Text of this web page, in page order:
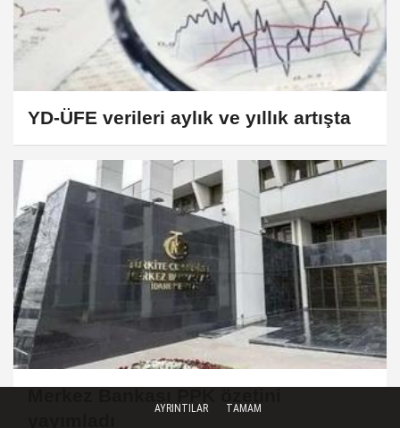
YD-ÜFE verileri aylık ve yıllık artışta
AYRINTILAR TAMAM